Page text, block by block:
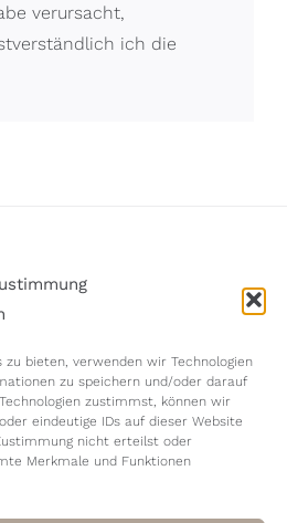
bieten, verwenden wir Technologien
zu speichern und/oder darauf
zustimmst, können wir
eindeutige IDs auf dieser Website
nicht erteilst oder
Merkmale und Funktionen
verursacht,
ich die